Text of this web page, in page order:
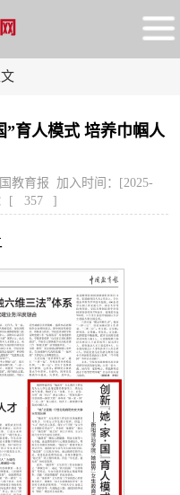
”育人模式 培养巾帼人
教育报 加入时间：[2025-
[
357 ]